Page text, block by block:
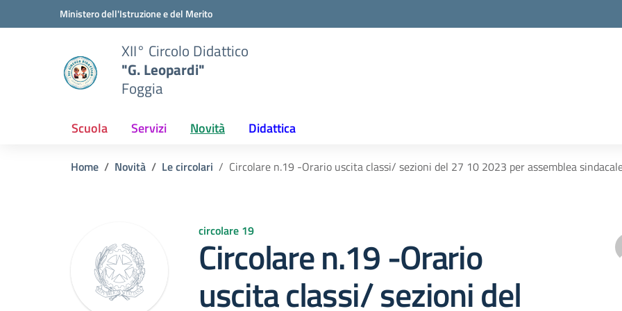
Vai ai contenuti
Vai al menu di navigazioneMinistero dell'Istruzione e del Merito
XII° Circolo Didattico
"G. Leopardi"
Foggia
Scuola Servizi Novità Didattica
Home Novità Le circolari Circolare n.19 -Orario uscita classi/ sezioni del 27 10 2023 per assemblea
circolare 19
Circolare n.19 -Orario
uscita classi/ sezioni del